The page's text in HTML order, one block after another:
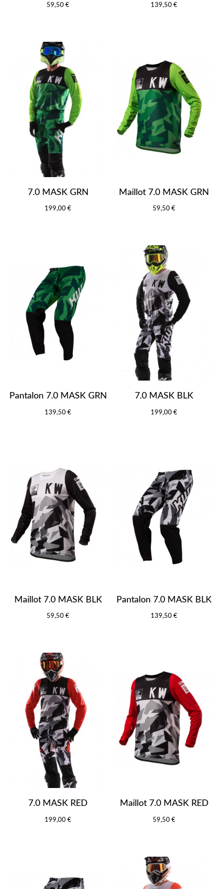
59,50 € 139,50 €
7.0 MASK GRN
199,00 €
Maillot 7.0 MASK GRN
59,50 €
Pantalon 7.0 MASK GRN
139,50 €
7.0 MASK BLK
199,00 €
Maillot 7.0 MASK BLK
59,50 €
Pantalon 7.0 MASK BLK
139,50 €
7.0 MASK RED
199,00 €
Maillot 7.0 MASK RED
59,50 €